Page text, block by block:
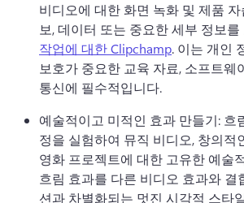
비디오에 대한 화면 녹화 및 제품
보, 데이터 또는 중요한 세부 정보
작업에 대한 Clipchamp. 이는 개인
보호가 중요한 교육 자료, 소프트웨
통신에 필수적입니다.
예술적이고 미적인 효과 만들기: 흐
정을 실험하여 뮤직 비디오, 창의적
흐림 효과를 다른 비디오 효과와 결
션과 차별화되는 멋진 시각적 스타